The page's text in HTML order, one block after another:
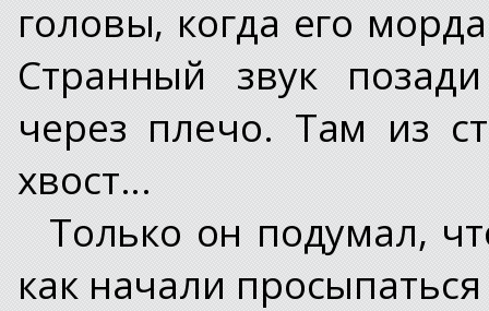
головы, когда его
Странный звук
через плечо. Там из
хвост...
Только он подумал,
как начали